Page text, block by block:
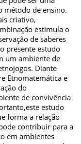
método de ensino.
criativo,
estimula o
de saberes
presente estudo
um ambiente de
Diante
Etnomatemática e
do
de convivência
estudo
forma a relação
contribuir para a
em ambientes